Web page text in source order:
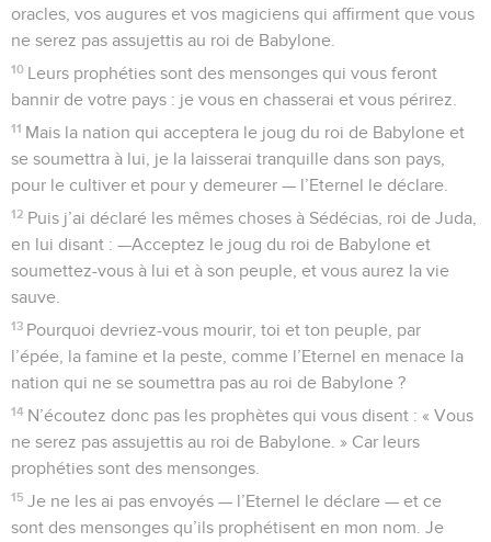
oracles, vos augures et vos magiciens qui affirment que vous
ne serez pas assujettis au roi de Babylone.
10 Leurs prophéties sont des mensonges qui vous feront
bannir de votre pays : je vous en chasserai et vous périrez.
11 Mais la nation qui acceptera le joug du roi de Babylone et
se soumettra à lui, je la laisserai tranquille dans son pays,
pour le cultiver et pour y demeurer — l’Eternel le déclare.
12 Puis j’ai déclaré les mêmes choses à Sédécias, roi de Juda,
en lui disant : —Acceptez le joug du roi de Babylone et
soumettez-vous à lui et à son peuple, et vous aurez la vie
sauve.
13 Pourquoi devriez-vous mourir, toi et ton peuple, par
l’épée, la famine et la peste, comme l’Eternel en menace la
nation qui ne se soumettra pas au roi de Babylone ?
14 N’écoutez donc pas les prophètes qui vous disent : « Vous
ne serez pas assujettis au roi de Babylone. » Car leurs
prophéties sont des mensonges.
15 Je ne les ai pas envoyés — l’Eternel le déclare — et ce
sont des mensonges qu’ils prophétisent en mon nom. Je